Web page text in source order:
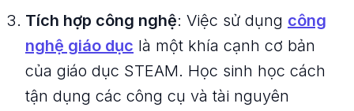
Tích hợp công nghệ: Việc sử dụng công
nghệ giáo dục là một khía cạnh cơ bản
của giáo dục STEAM. Học sinh học cách
tận dụng các công cụ và tài nguyên